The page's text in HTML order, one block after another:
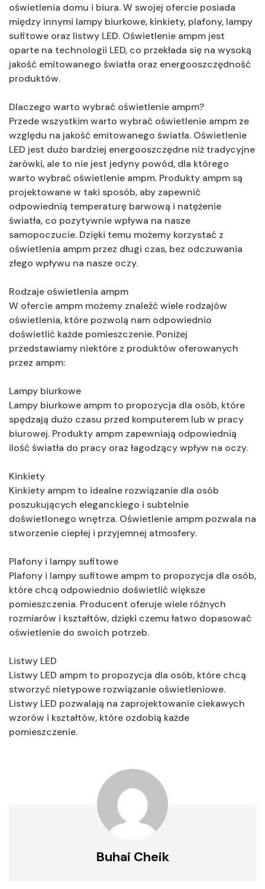
oświetlenia domu i biura. W swojej ofercie posiada
między innymi lampy biurkowe, kinkiety, plafony, lampy
sufitowe oraz listwy LED. Oświetlenie ampm jest
oparte na technologii LED, co przekłada się na wysoką
jakość emitowanego światła oraz energooszczędność
produktów.
Dlaczego warto wybrać oświetlenie ampm?
Przede wszystkim warto wybrać oświetlenie ampm ze
względu na jakość emitowanego światła. Oświetlenie
LED jest dużo bardziej energooszczędne niż tradycyjne
żarówki, ale to nie jest jedyny powód, dla którego
warto wybrać oświetlenie ampm. Produkty ampm są
projektowane w taki sposób, aby zapewnić
odpowiednią temperaturę barwową i natężenie
światła, co pozytywnie wpływa na nasze
samopoczucie. Dzięki temu możemy korzystać z
oświetlenia ampm przez długi czas, bez odczuwania
złego wpływu na nasze oczy.
Rodzaje oświetlenia ampm
W ofercie ampm możemy znaleźć wiele rodzajów
oświetlenia, które pozwolą nam odpowiednio
doświetlić każde pomieszczenie. Poniżej
przedstawiamy niektóre z produktów oferowanych
przez ampm:
Lampy biurkowe
Lampy biurkowe ampm to propozycja dla osób, które
spędzają dużo czasu przed komputerem lub w pracy
biurowej. Produkty ampm zapewniają odpowiednią
ilość światła do pracy oraz łagodzący wpływ na oczy.
Kinkiety
Kinkiety ampm to idealne rozwiązanie dla osób
poszukujących eleganckiego i subtelnie
doświetlonego wnętrza. Oświetlenie ampm pozwala na
stworzenie ciepłej i przyjemnej atmosfery.
Plafony i lampy sufitowe
Plafony i lampy sufitowe ampm to propozycja dla osób,
które chcą odpowiednio doświetlić większe
pomieszczenia. Producent oferuje wiele różnych
rozmiarów i kształtów, dzięki czemu łatwo dopasować
oświetlenie do swoich potrzeb.
Listwy LED
Listwy LED ampm to propozycja dla osób, które chcą
stworzyć nietypowe rozwiązanie oświetleniowe.
Listwy LED pozwalają na zaprojektowanie ciekawych
wzorów i kształtów, które ozdobią każde
pomieszczenie.
Buhai Cheik